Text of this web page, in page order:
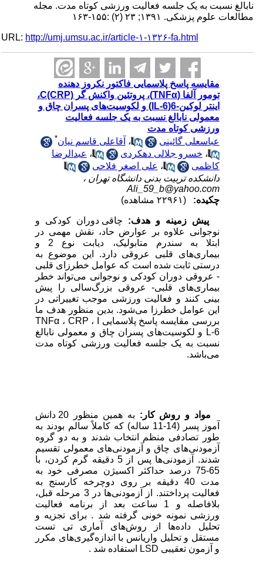
نابالغ نسبت به یک جلسه فعالیت ورزشی کوتاه مدت. مجله
مطالعات علوم پزشکی. ۱۳۹۱; ۲۳ (۲) :۱۵۵-۱۶۳
URL:http://umj.umsu.ac.ir/article-۱-۱۳۲۶-fa.html
مقایسه پاسخ پلاسمایی فاکتور نکروز دهنده
تومور آلفا (TNFα)، پروتئین واکنش گر C(CRP)،
اینتر لوکین-6(IL-6) و لکوسیت‌های پسران چاق و
معمولی نابالغ نسبت به یک جلسه فعالیت
ورزشی کوتاه مدت
عباسعلی گائینی
،آقاعلی قاسم نیان
،خسرو جلالی دهکردی ،عبدالرضا
کاظمی
،علی اصغر فلاحی
دانشکده تربیت بدنی دانشگاه تهران ،
Ali_59_b@yahoo.com
چکیده:
پیش زمینه و هدف:چاقی دوران کودکی و
نوجوانی علاوه بر عوارض حاد، نقش مهمی در
ابتلا به سندرم متابولیک، دیابت نوع 2 و
بیماری‌های قلبی عروقی دارد. این موضوع به
درستی ثابت شده است که عوامل خطرزای قلبی
- عروقی دوران کودکی و نوجوانی می‌تواند خطر
بیماری‌های قلبی- عروقی بزرگ‌سالی را پیش
بینی کنند و فعالیت ورزشی موجب تغییراتی در
این عوامل خطرزا می‌شود. بدین منظور هدف ما
بررسی مقایسه پاسخ پلاسمایی TNFα ، CRP ، I
L-6 و لکوسیت‌های پسران چاق و معمولی نابالغ
نسبت به یک جلسه فعالیت ورزشی کوتاه مدت
می‌باشد.
مواد و روش کار:
به همین منظور 20 دانش
آموز پسر (14-11 ساله) که کاملاً سالم بودند به
طور تصادفی منظم انتخاب شدند و به دو گروه
آزمودنی‌های چاق و آزمودنی‌های معمولی تقسیم
شدند. آزمودنی‌ها پس از 5 دقیقه گرم کردن، با
65-75 درصد حداکثر اکسیژن مصرفی خود به
مدت 40 دقیقه بر روی دوچرخه کارسنج به
فعالیت پرداختند. از آزمودنی‌ها در 3 مرحله قبل،
بلافاصله و 1 ساعت بعد از برنامه فعالیت
ورزشی نمونه خونی گرفته شد . برای تجزیه و
تحلیل داده‌ها از روش‌های آماری تی تست
مستقل و تحلیل واریانس با اندازه‌گیری‌های مکرر
و آزمون تعقیبی LSD استفاده شد .